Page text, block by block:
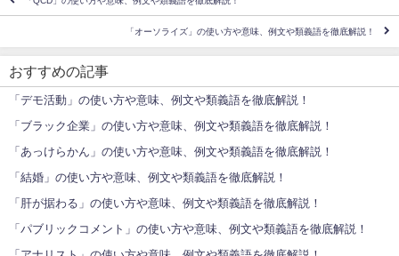
「オーソライズ」の使い方や意味、例文や類義語を徹底解説！
おすすめの記事
「デモ活動」の使い方や意味、例文や類義語を徹底解説！
「ブラック企業」の使い方や意味、例文や類義語を徹底解説！
「あっけらかん」の使い方や意味、例文や類義語を徹底解説！
「結婚」の使い方や意味、例文や類義語を徹底解説！
「肝が据わる」の使い方や意味、例文や類義語を徹底解説！
「パブリックコメント」の使い方や意味、例文や類義語を徹底解説！